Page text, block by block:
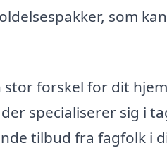
som
forskel for dit
specialiserer sig i
tilbud fra fagfolk i